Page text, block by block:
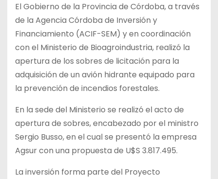
El Gobierno de la Provincia de Córdoba, a través
de la Agencia Córdoba de Inversión y
Financiamiento (ACIF-SEM) y en coordinación
con el Ministerio de Bioagroindustria, realizó la
apertura de los sobres de licitación para la
adquisición de un avión hidrante equipado para
la prevención de incendios forestales.
En la sede del Ministerio se realizó el acto de
apertura de sobres, encabezado por el ministro
Sergio Busso, en el cual se presentó la empresa
Agsur con una propuesta de U$S 3.817.495.
La inversión forma parte del Proyecto